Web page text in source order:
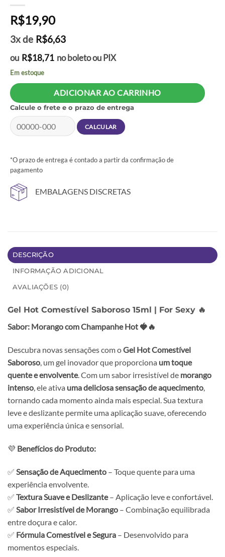
R$19,90
3x de R$6,63
ou R$18,71 no boleto ou PIX
Em estoque
ADICIONAR AO CARRINHO
Calcule o frete e o prazo de entrega
*O prazo de entrega é contado a partir da confirmação de
pagamento
EMBALAGENS DISCRETAS
DESCRIÇÃO
INFORMAÇÃO ADICIONAL
AVALIAÇÕES (0)
Gel Hot Comestível Saboroso 15ml | For Sexy 🔥
Sabor: Morango com Champanhe Hot 🍓🔥
Descubra novas sensações com oGel Hot Comestível
Saboroso, um gel inovador que proporciona um toque
quente e envolvente. Com um sabor irresistível de morango
intenso, ele ativa uma deliciosa sensação de aquecimento,
tornando cada momento ainda mais especial. Sua textura
leve e deslizante permite uma aplicação suave, oferecendo
uma experiência única e sensorial.
💜 Benefícios do Produto:
✅ Sensação de Aquecimento – Toque quente para uma
experiência envolvente.
✅ Textura Suave e Deslizante– Aplicação leve e confortável.
✅ Sabor Irresistível de Morango – Combinação equilibrada
entre doçura e calor.
✅ Fórmula Comestível e Segura – Desenvolvido para
momentos especiais.